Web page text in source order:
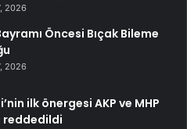
2026
Öncesi Bıçak Bileme
2026
ilk önergesi AKP ve MHP
reddedildi